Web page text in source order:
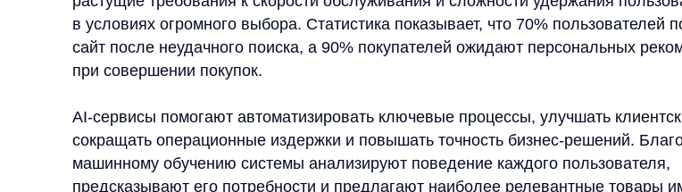
машинному обучению системы анализируют поведение каждого пользователя,
предсказывают его потребности и предлагают наиболее релевантные товары именно
в нужный момент.
ROI, увеличить конверсию и поднять показатель LTV (lifetime value) каждого клиента.
Компании, которые уже используют AI, получают конкурентное преимущество и опережают
тех, кто полагается только на традиционные методы.